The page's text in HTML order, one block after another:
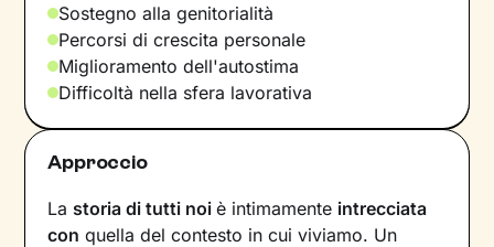
Sostegno alla genitorialità
Percorsi di crescita personale
Miglioramento dell'autostima
Difficoltà nella sfera lavorativa
Approccio
La storia di tutti noiè intimamente intrecciata
con quella del contesto in cui viviamo. Un